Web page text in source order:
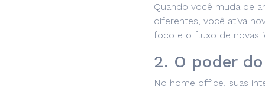
Quando você muda de
diferentes, você ativa
foco e o fluxo de novas
2. O poder
No home office, suas